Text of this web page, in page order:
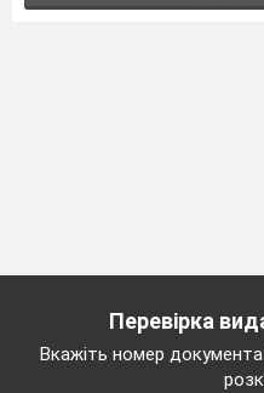
Перевірка
Вкажіть номер